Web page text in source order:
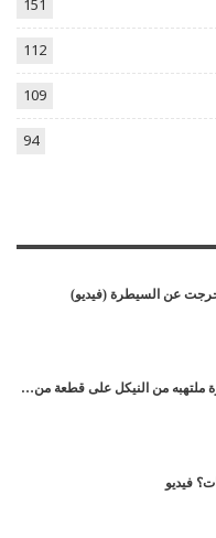
112
109
94
عن السيطرة (فيديو)
ملتهبه من النيكل على قطعة من…
فيديو